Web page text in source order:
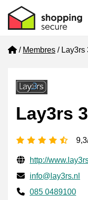
Home
Membres Lay3rs
Lay3rs
Informations de
Website URL
http://
E-mail
info@lay3rs.nl
Phone number
085 0489100